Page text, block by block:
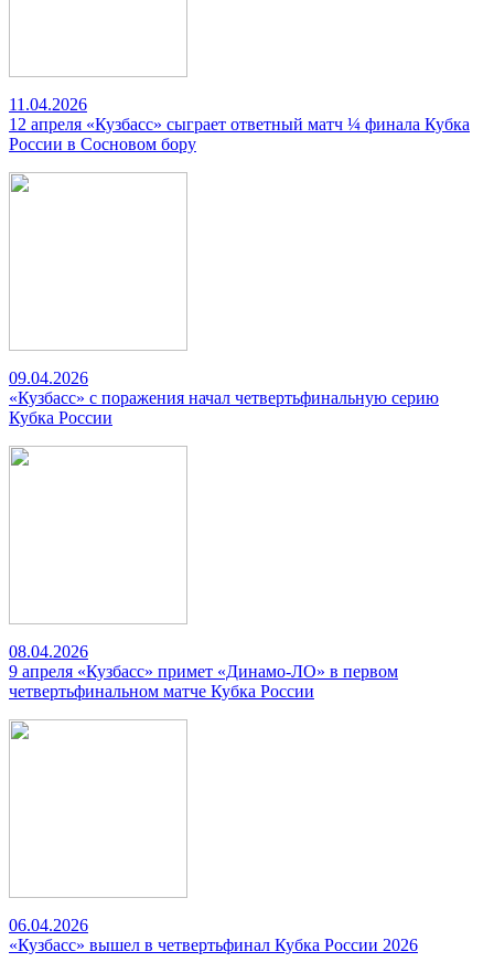
11.04.2026
12 апреля «Кузбасс» сыграет ответный матч ¼ финала Кубка
России в Сосновом бору
09.04.2026
«Кузбасс» с поражения начал четвертьфинальную серию
Кубка России
08.04.2026
9 апреля «Кузбасс» примет «Динамо-ЛО» в первом
четвертьфинальном матче Кубка России
06.04.2026
«Кузбасс» вышел в четвертьфинал Кубка России 2026